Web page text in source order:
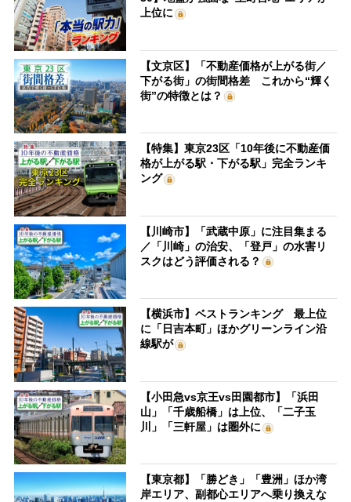
上位に
【文京区】「不動産価格が上がる街／
下がる街」の街間格差 これから“輝く
街”の特徴とは？
【特集】東京23区「10年後に不動産価
格が上がる駅・下がる駅」完全ランキ
ング
【川崎市】「武蔵中原」に注目集まる
／「川崎」の治安、「登戸」の水害リ
スクはどう評価される？
【横浜市】ベストランキング 最上位
に「日吉本町」ほかグリーンライン沿
線駅が
【小田急vs京王vs田園都市】「浜田
山」「千歳船橋」は上位、「二子玉
川」「三軒屋」は圏外に
【東京都】「勝どき」「豊洲」ほか湾
岸エリア、副都心エリアへ乗り換えな